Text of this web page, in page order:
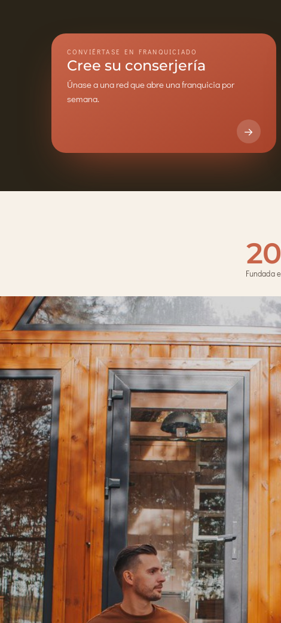
CONVIÉRTASE EN FRANQUICIADO
Cree su conserjería
Únase a una red que abre una franquicia por
semana.
→
Fundada